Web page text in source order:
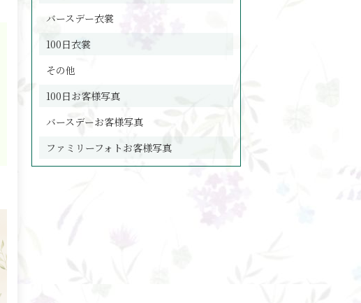
バースデー衣裳
100日衣裳
その他
100日お客様写真
バースデーお客様写真
ファミリーフォトお客様写真